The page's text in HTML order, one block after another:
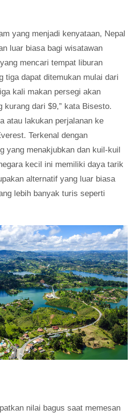
yang menjadi kenyataan, Nepal
luar biasa bagi wisatawan
mencari tempat liburan
tiga dapat ditemukan mulai dari
kali makan persegi akan
kurang dari $9,” kata Bisesto.
atau lakukan perjalanan ke
Terkenal dengan
yang menakjubkan dan kuil-kuil
kecil ini memiliki daya tarik
alternatif yang luar biasa
lebih banyak turis seperti
nilai bagus saat memesan